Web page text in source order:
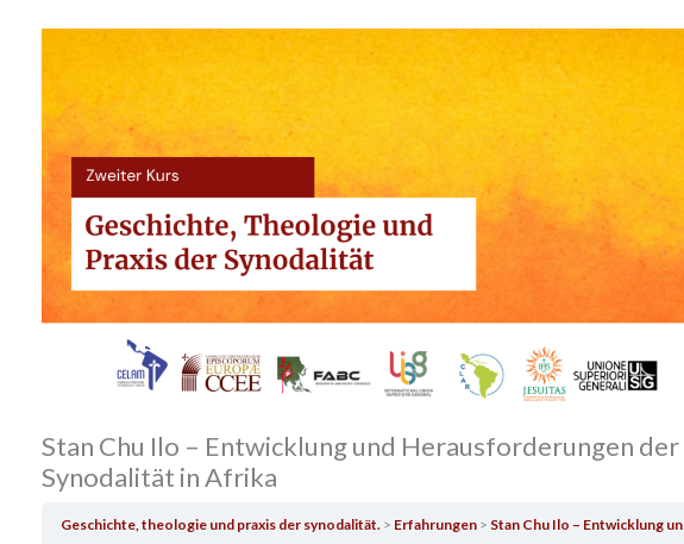
Stan Chu Ilo – Entwicklung und Herausforderungen der
Synodalität in Afrika
Geschichte, theologie und praxis der synodalität. Erfahrungen Stan Chu Ilo – Entwicklung und Herausforderungen der Synodalität in Afrika